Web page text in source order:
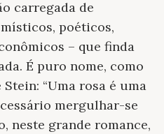
carregada de
poéticos,
– que finda
É puro nome, como
“Uma rosa é uma
mergulhar-se
neste grande romance,